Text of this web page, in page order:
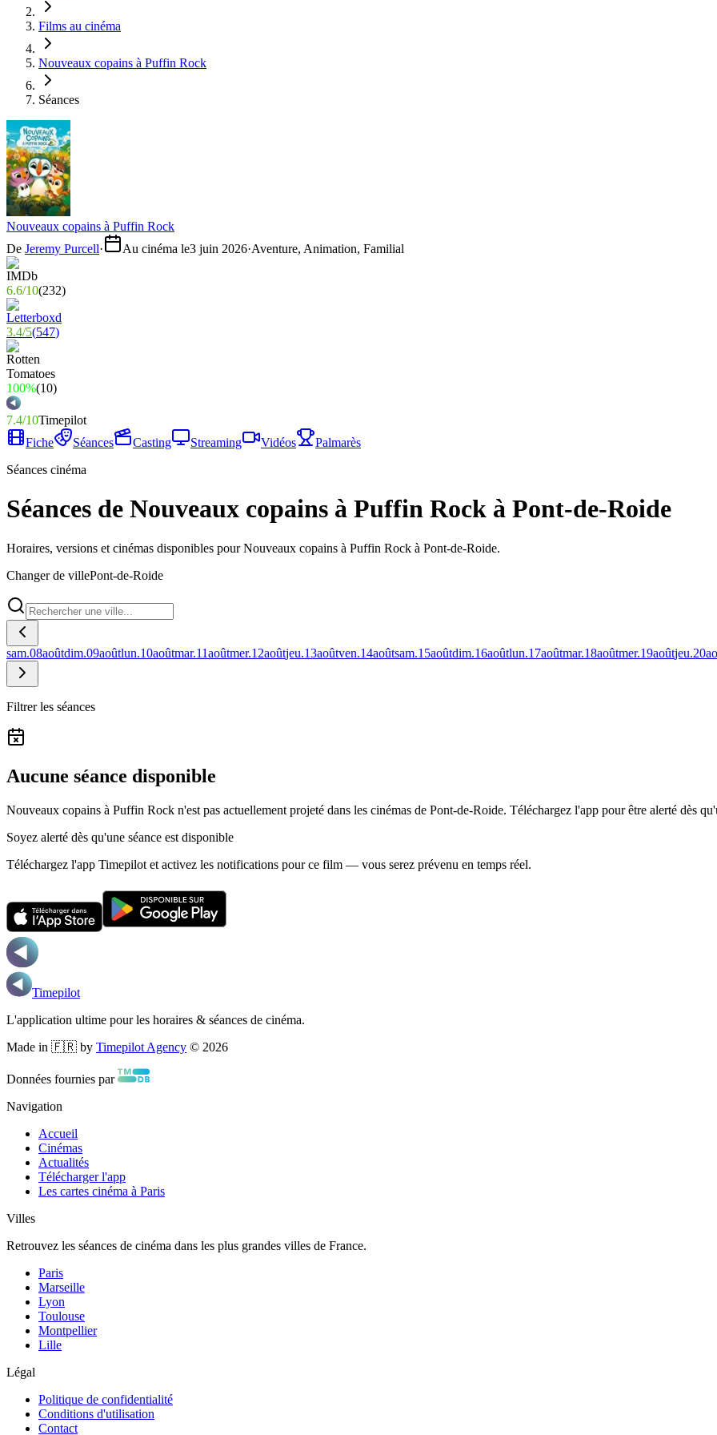
Films au cinéma
Nouveaux copains à Puffin Rock
Séances
Nouveaux copains à Puffin Rock
De Jeremy Purcell· Au cinéma le3 juin 2026·Aventure, Animation, Familial
6.6/10(232)
3.4/5(547)
100%(10)
7.4/10Timepilot
Fiche
Séances Casting Streaming Vidéos
Palmarès
Séances cinéma
Séances de Nouveaux copains à Puffin Rock à Pont-de-Roide
Horaires, versions et cinémas disponibles pour Nouveaux copains à Puffin Rock à Pont-de-Roide.
Changer de villePont-de-Roide
sam.08aoûtdim.09aoûtlun.10aoûtmar.11aoûtmer.12aoûtjeu.13aoûtven.14aoûtsam.15aoûtdim.16aoûtlun.17aoûtmar.18aoûtmer.19aoûtjeu.20
Filtrer les séances
Aucune séance disponible
Nouveaux copains à Puffin Rock n'est pas actuellement projeté dans les cinémas de Pont-de-Roide. Téléchargez l'app pour être alerté dès
Soyez alerté dès qu'une séance est disponible
Téléchargez l'app Timepilot et activez les notifications pour ce film — vous serez prévenu en temps réel.
Timepilot
L'application ultime pour les horaires & séances de cinéma.
Made in 🇫🇷 by Timepilot Agency © 2026
Données fournies par
Navigation
Accueil
Cinémas
Actualités
Télécharger l'app
Les cartes cinéma à Paris
Villes
Retrouvez les séances de cinéma dans les plus grandes villes de France.
Paris
Marseille
Lyon
Toulouse
Montpellier
Lille
Légal
Politique de confidentialité
Conditions d'utilisation
Contact